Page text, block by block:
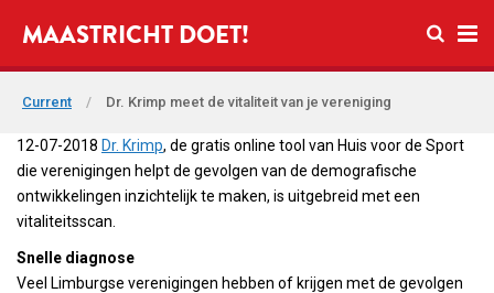
Open
MAASTRICHT DOET!
Current / Dr. Krimp meet de vitaliteit van je vereniging
12-07-2018 Dr. Krimp, de gratis online tool van Huis voor de Sport
die verenigingen helpt de gevolgen van de demografische
ontwikkelingen inzichtelijk te maken, is uitgebreid met een
vitaliteitsscan.
Snelle diagnose
Veel Limburgse verenigingen hebben of krijgen met de gevolgen